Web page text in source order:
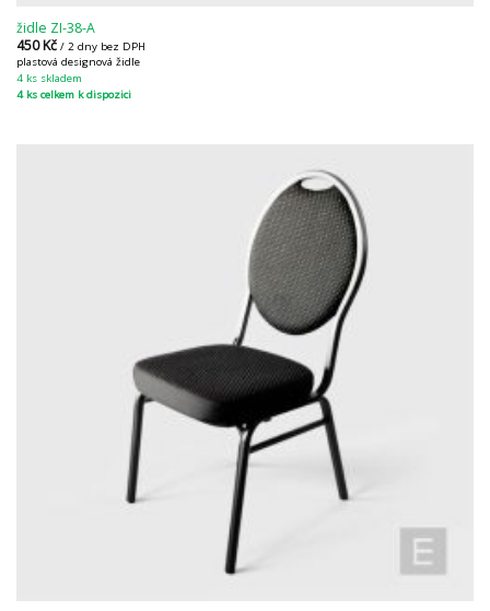
židle ZI-38-A
450Kč / 2 dny bez DPH
plastová designová židle
4 ks skladem
4 ks celkem k dispozici